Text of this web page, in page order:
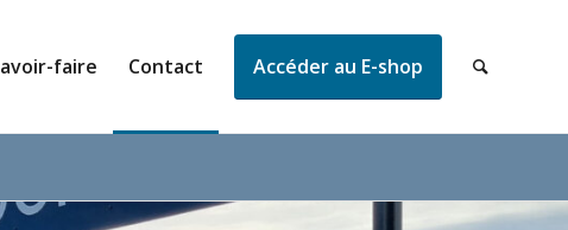
faire Contact Accéder au E-shop